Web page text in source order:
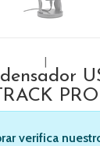
PRO
verifica